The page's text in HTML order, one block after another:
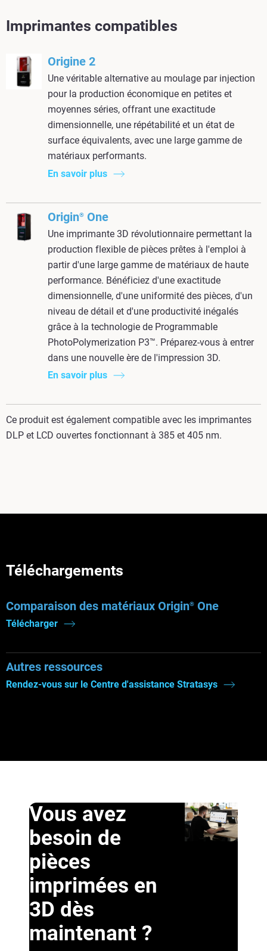
Imprimantes compatibles
Origine 2
Une véritable alternative au moulage par injection
pour la production économique en petites et
moyennes séries, offrant une exactitude
dimensionnelle, une répétabilité et un état de
surface équivalents, avec une large gamme de
matériaux performants.
En savoir plus
Origin® One
Une imprimante 3D révolutionnaire permettant la
production flexible de pièces prêtes à l'emploi à
partir d'une large gamme de matériaux de haute
performance. Bénéficiez d'une exactitude
dimensionnelle, d'une uniformité des pièces, d'un
niveau de détail et d'une productivité inégalés
grâce à la technologie de Programmable
PhotoPolymerization P3™. Préparez-vous à entrer
dans une nouvelle ère de l'impression 3D.
En savoir plus
Ce produit est également compatible avec les imprimantes
DLP et LCD ouvertes fonctionnant à 385 et 405 nm.
Téléchargements
Comparaison des matériaux Origin® One
Télécharger
Autres ressources
Rendez-vous sur le Centre d'assistance Stratasys
Vous avez
besoin de
pièces
imprimées en
3D dès
maintenant ?